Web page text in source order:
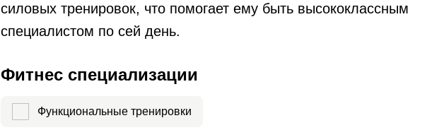
силовых тренировок, что помогает ему быть высококлассным
специалистом по сей день.
Фитнес специализации
Функциональные тренировки